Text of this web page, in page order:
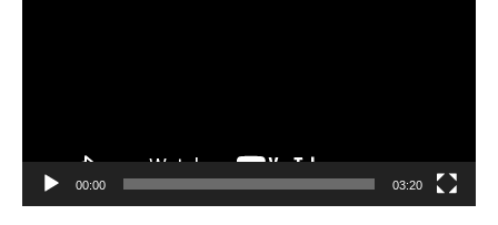
00:00 03:20